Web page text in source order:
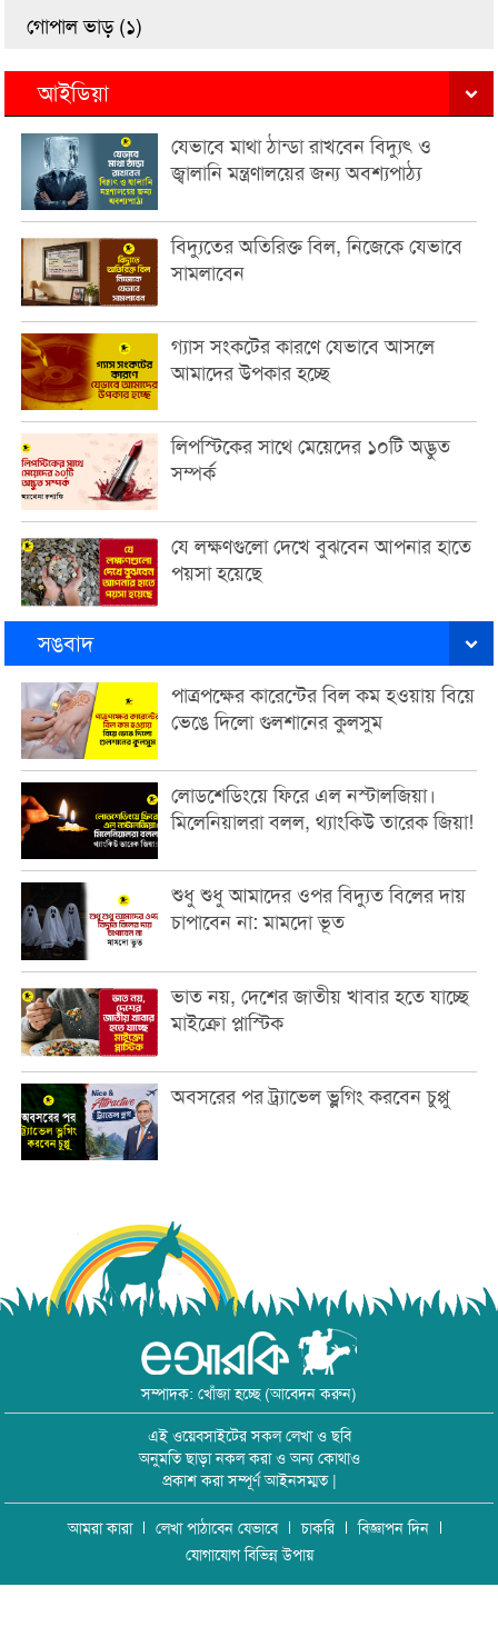
গোপাল ভাড় (১)
আইডিয়া
যেভাবে মাথা ঠান্ডা রাখবেন বিদ্যুৎ ও
জ্বালানি মন্ত্রণালয়ের জন্য অবশ্যপাঠ্য
বিদ্যুতের অতিরিক্ত বিল, নিজেকে যেভাবে
সামলাবেন
গ্যাস সংকটের কারণে যেভাবে আসলে
আমাদের উপকার হচ্ছে
লিপস্টিকের সাথে মেয়েদের ১০টি অদ্ভুত
সম্পর্ক
যে লক্ষণগুলো দেখে বুঝবেন আপনার হাতে
পয়সা হয়েছে
সঙবাদ
পাত্রপক্ষের কারেন্টের বিল কম হওয়ায় বিয়ে
ভেঙে দিলো গুলশানের কুলসুম
লোডশেডিংয়ে ফিরে এল নস্টালজিয়া।
মিলেনিয়ালরা বলল, থ্যাংকিউ তারেক জিয়া!
শুধু শুধু আমাদের ওপর বিদ্যুত বিলের দায়
চাপাবেন না: মামদো ভূত
ভাত নয়, দেশের জাতীয় খাবার হতে যাচ্ছে
মাইক্রো প্লাস্টিক
অবসরের পর ট্র্যাভেল ভ্লগিং করবেন চুপ্পু
সম্পাদক: খোঁজা হচ্ছে (আবেদন করুন)
এই ওয়েবসাইটের সকল লেখা ও ছবি
অনুমতি ছাড়া নকল করা ও অন্য কোথাও
প্রকাশ করা সম্পূর্ণ আইনসম্মত |
আমরা কারা লেখা পাঠাবেন যেভাবে চাকরি
বিজ্ঞাপন দিন
যোগাযোগ বিভিন্ন উপায়